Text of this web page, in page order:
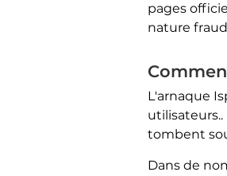
pages
nature
L'arnaque
tombent
Dans de